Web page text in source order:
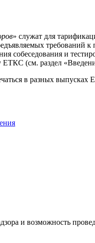
» служат для
требований
собеседования и
(см. раздел
в разных
и возможность